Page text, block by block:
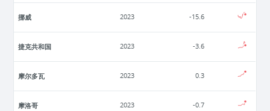
挪威 2023 -15.6
捷克共和国 2023 -3.6
摩尔多瓦 2023 0.3
摩洛哥 2023 -0.7